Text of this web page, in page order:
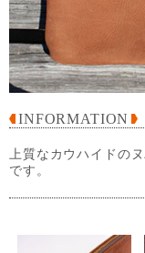
INFORMATION
上質なカウハイドの
です。